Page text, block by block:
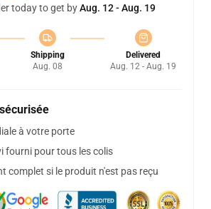
today to get byAug. 12 - Aug. 19
Shipping
Aug. 08
Delivered
Aug. 12 - Aug. 19
à votre porte
fourni pour tous les colis
complet si le produit n'est pas reçu